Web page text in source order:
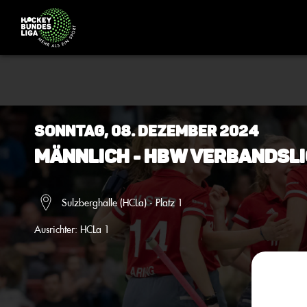
Sonntag, 08. Dezember 2024
Männlich - HBW
Sulzberghalle (HCLa) - Platz 1
Ausrichter: HCLa 1